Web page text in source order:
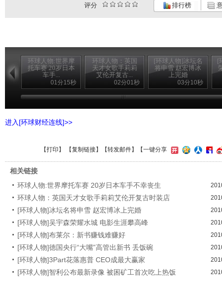
评分 排行榜
环球人物:世界摩
托车赛 20岁日本
车手...
01分15秒
环球人物：英国
天才女歌手莉莉
艾伦开复古...
02分01秒
[环球人物]冰坛名
将申雪 赵宏博冰
上完婚
03分10秒
[
进入[环球财经连线]>>
【打印 】 【复制链接】【转发邮件】 【一键分享
相关链接
环球人物:世界摩托车赛 20岁日本车手不幸丧生
环球人物：英国天才女歌手莉莉艾伦开复古时装店
[环球人物]冰坛名将申雪 赵宏博冰上完婚
[环球人物]吴宇森荣耀水城 电影生涯攀高峰
[环球人物]布莱尔：新书赚钱难赚好
[环球人物]德国央行“大嘴”高管出新书 丢饭碗
[环球人物]3Part花落惠普 CEO成最大赢家
[环球人物]智利公布最新录像 被困矿工首次吃上热饭